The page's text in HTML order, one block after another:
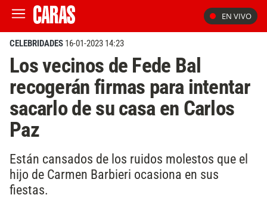
EN VIVO
CELEBRIDADES 16-01-2023 14:23
Los vecinos de Fede Bal
recogerán firmas para intentar
sacarlo de su casa en Carlos
Paz
Están cansados de los ruidos molestos que el
hijo de Carmen Barbieri ocasiona en sus
fiestas.